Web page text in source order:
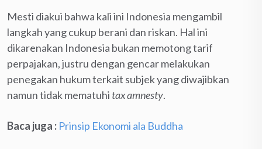
Mesti diakui bahwa kali ini Indonesia mengambil
langkah yang cukup berani dan riskan. Hal ini
dikarenakan Indonesia bukan memotong tarif
perpajakan, justru dengan gencar melakukan
penegakan hukum terkait subjek yang diwajibkan
namun tidak mematuhi tax amnesty.
Baca juga : Prinsip Ekonomi ala Buddha